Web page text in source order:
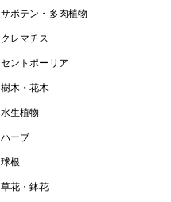
サボテン・多肉植物
クレマチス
セントポーリア
樹木・花木
水生植物
ハーブ
球根
草花・鉢花